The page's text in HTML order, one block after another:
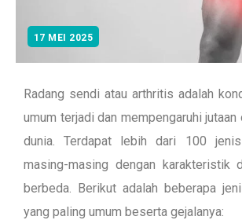
17 MEI 2025
Radang sendi atau arthritis adalah
umum terjadi dan mempengaruhi jutaan
dunia. Terdapat lebih dari 100
masing-masing dengan karakteristik
berbeda. Berikut adalah beberapa
yang paling umum beserta gejalanya: